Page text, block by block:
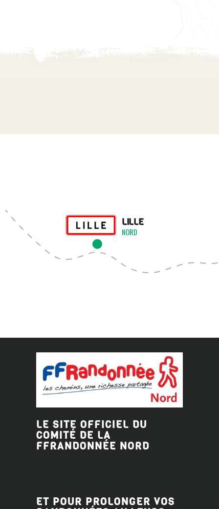
LILLE
NORD
LE SITE OFFICIEL DU
COMITÉ DE LA
FFRANDONNÉE NORD
ET POUR PROLONGER VOS